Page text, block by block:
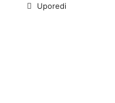
Uporedi